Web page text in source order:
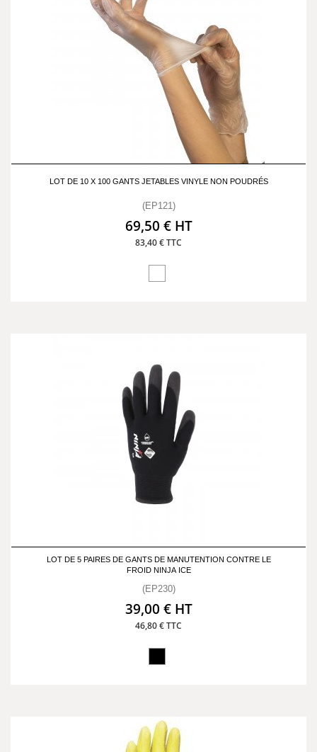
LOT DE 10 X 100 GANTS JETABLES VINYLE NON POUDRÉS
(EP121)
69,50 € HT
83,40 € TTC
LOT DE 5 PAIRES DE GANTS DE MANUTENTION CONTRE LE
FROID NINJA ICE
(EP230)
39,00 € HT
46,80 € TTC